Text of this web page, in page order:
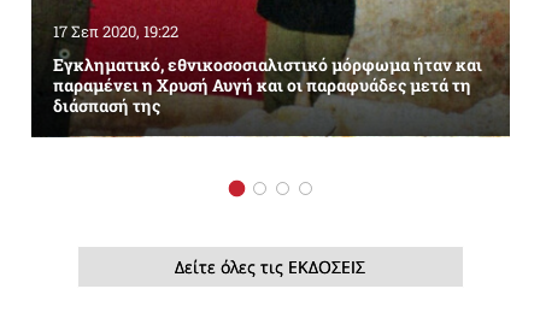
17 Σεπ 2020, 19:22
Εγκληματικό, εθνικοσοσιαλιστικό μόρφωμα ήταν και
παραμένει η Χρυσή Αυγή και οι παραφυάδες μετά τη
διάσπασή της
Δείτε όλες τις ΕΚΔΟΣΕΙΣ